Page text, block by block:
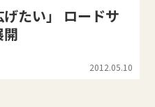
げたい」 ロードサ
2012.05.10